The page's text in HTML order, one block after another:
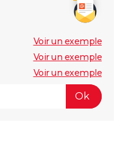
Voir un exemple
Voir un exemple
Voir un exemple